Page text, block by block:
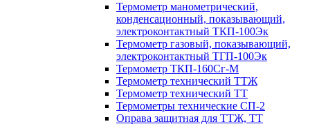
Термометр манометрический,
конденсационный, показывающий,
электроконтактный ТКП-100Эк
Термометр газовый, показывающий,
электроконтактный ТГП-100Эк
Термометр ТКП-160Сг-М
Термометр технический ТТЖ
Термометр технический ТТ
Термометры технические СП-2
Оправа защитная для ТТЖ, ТТ